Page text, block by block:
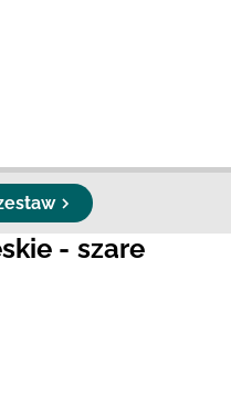
- szare